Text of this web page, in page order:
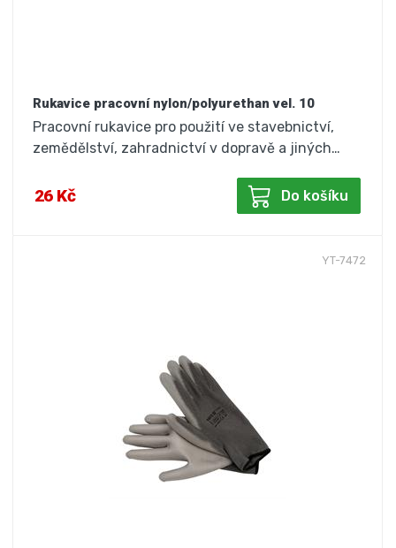
Rukavice pracovní nylon/polyurethan vel. 10
Pracovní rukavice pro použití ve stavebnictví,
zemědělství, zahradnictví v dopravě a jiných…
26 Kč Do košíku
YT-7472